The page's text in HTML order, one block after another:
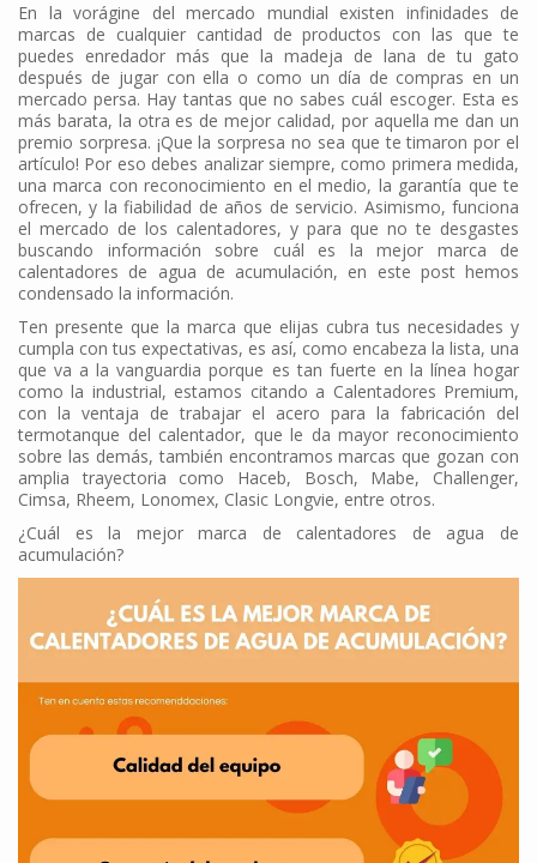
En la vorágine del mercado mundial existen infinidades de
marcas de cualquier cantidad de productos con las que te
puedes enredador más que la madeja de lana de tu gato
después de jugar con ella o como un día de compras en un
mercado persa. Hay tantas que no sabes cuál escoger. Esta es
más barata, la otra es de mejor calidad, por aquella me dan un
premio sorpresa. ¡Que la sorpresa no sea que te timaron por el
artículo! Por eso debes analizar siempre, como primera medida,
una marca con reconocimiento en el medio, la garantía que te
ofrecen, y la fiabilidad de años de servicio. Asimismo, funciona
el mercado de los calentadores, y para que no te desgastes
buscando información sobre cuál es la mejor marca de
calentadores de agua de acumulación, en este post hemos
condensado la información.
Ten presente que la marca que elijas cubra tus necesidades y
cumpla con tus expectativas, es así, como encabeza la lista, una
que va a la vanguardia porque es tan fuerte en la línea hogar
como la industrial, estamos citando a Calentadores Premium,
con la ventaja de trabajar el acero para la fabricación del
termotanque del calentador, que le da mayor reconocimiento
sobre las demás, también encontramos marcas que gozan con
amplia trayectoria como Haceb, Bosch, Mabe, Challenger,
Cimsa, Rheem, Lonomex, Clasic Longvie, entre otros.
¿Cuál es la mejor marca de calentadores de agua de
acumulación?